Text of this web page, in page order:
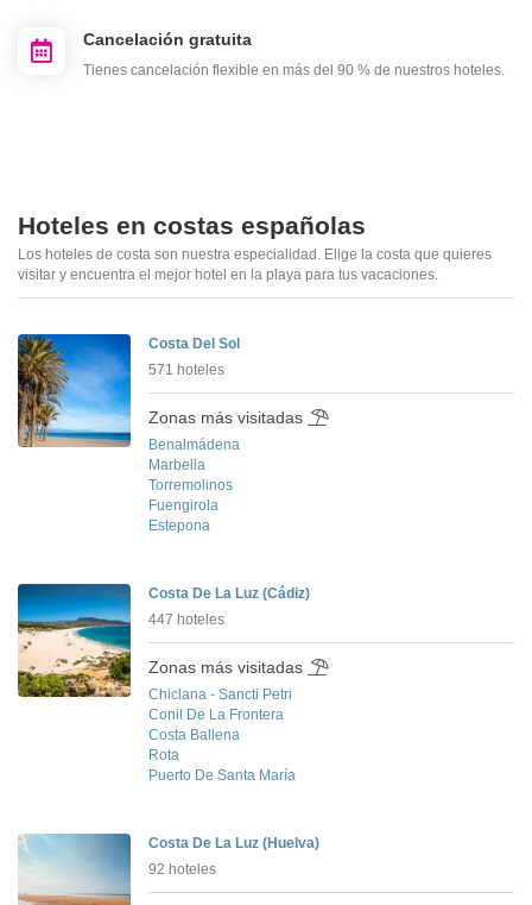
Cancelación gratuita
Tienes cancelación flexible en más del 90 % de nuestros hoteles.
Hoteles en costas españolas
Los hoteles de costa son nuestra especialidad. Elige la costa que quieres
visitar y encuentra el mejor hotel en la playa para tus vacaciones.
Costa Del Sol
571 hoteles
Zonas más visitadas
Benalmádena
Marbella
Torremolinos
Fuengirola
Estepona
Costa De La Luz (Cádiz)
447 hoteles
Zonas más visitadas
Chiclana - Sancti Petri
Conil De La Frontera
Costa Ballena
Rota
Puerto De Santa María
Costa De La Luz (Huelva)
92 hoteles